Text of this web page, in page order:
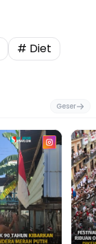
# Diet
Geser